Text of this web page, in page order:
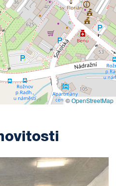
©OpenStreetMap